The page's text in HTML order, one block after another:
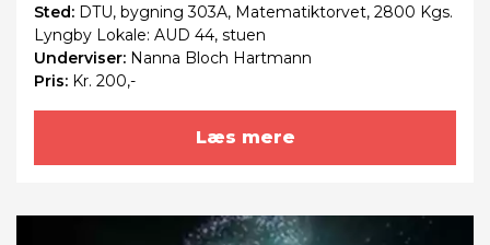
Sted: DTU, bygning 303A, Matematiktorvet, 2800 Kgs.
Lyngby Lokale: AUD 44, stuen
Underviser: Nanna Bloch Hartmann
Pris: Kr. 200,-
Læs mere